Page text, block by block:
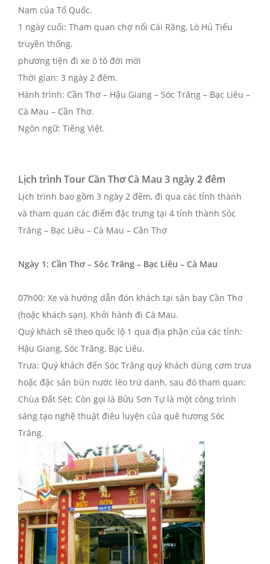
Nam của Tổ Quốc.
1 ngày cuối: Tham quan chợ nổi Cái Răng, Lò Hủ Tiếu
truyền thống.
phương tiện đi xe ô tô đời mới
Thời gian: 3 ngày 2 đêm.
Hành trình: Cần Thơ – Hậu Giang – Sóc Trăng – Bạc Liêu –
Cà Mau – Cần Thơ.
Ngôn ngữ: Tiếng Việt.
Lịch trình Tour Cần Thơ Cà Mau 3 ngày 2 đêm
Lịch trình bao gồm 3 ngày 2 đêm, đi qua các tỉnh thành
và tham quan các điểm đặc trưng tại 4 tỉnh thành Sóc
Trăng – Bạc Liêu – Cà Mau – Cần Thơ
Ngày 1: Cần Thơ – Sóc Trăng – Bạc Liêu – Cà Mau
07h00: Xe và hướng dẫn đón khách tại sân bay Cần Thơ
(hoặc khách sạn). Khởi hành đi Cà Mau.
Quý khách sẽ theo quốc lộ 1 qua địa phận của các tỉnh:
Hậu Giang, Sóc Trăng, Bạc Liêu.
Trưa: Quý khách đến Sóc Trăng quý khách dùng cơm trưa
hoặc đặc sản bún nước lèo trứ danh, sau đó tham quan:
Chùa Đất Sét: Còn gọi là Bửu Sơn Tự là một công trình
sáng tạo nghệ thuật điêu luyện của quê hương Sóc
Trăng.